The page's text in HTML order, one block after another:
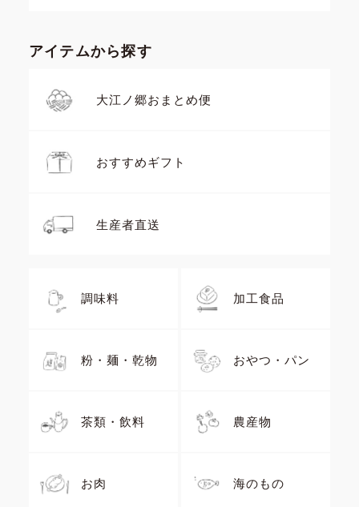
アイテムから探す
大江ノ郷おまとめ便
おすすめギフト
生産者直送
調味料 加工食品
粉・麺・乾物 おやつ・パン
茶類・飲料 農産物
お肉 海のもの